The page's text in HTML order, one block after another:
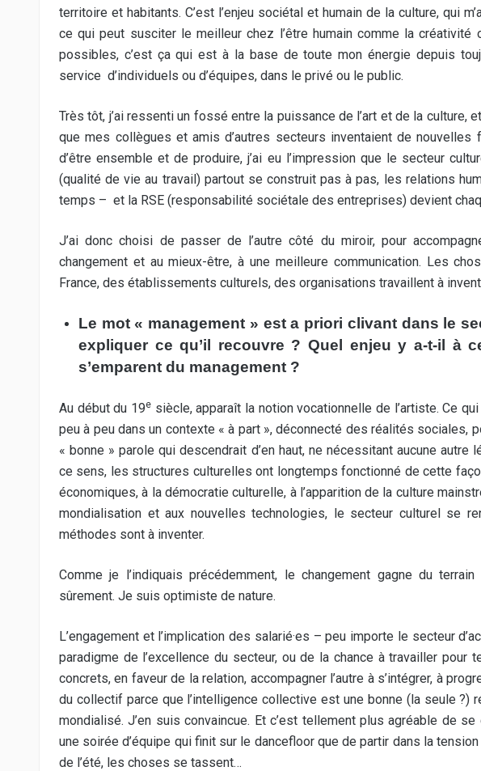
territoire et habitants. C’est l’enjeu sociétal et humain de la culture, qui
ce qui peut susciter le meilleur chez l’être humain comme la créativité
possibles, c’est ça qui est à la base de toute mon énergie depuis
service d’individuels ou d’équipes, dans le privé ou le public.
Très tôt, j’ai ressenti un fossé entre la puissance de l’art et de la culture,
que mes collègues et amis d’autres secteurs inventaient de nouvelles
d’être ensemble et de produire, j’ai eu l’impression que le secteur
(qualité de vie au travail) partout se construit pas à pas, les relations
temps – et la RSE (responsabilité sociétale des entreprises) devient
J’ai donc choisi de passer de l’autre côté du miroir, pour
changement et au mieux-être, à une meilleure communication. Les
France, des établissements culturels, des organisations travaillent à
Le mot « management » est a priori clivant dans le
expliquer ce qu’il recouvre ? Quel enjeu y a-t-il à
s’emparent du management ?
Au début du 19e siècle, apparaît la notion vocationnelle de l’artiste. Ce
peu à peu dans un contexte « à part », déconnecté des réalités sociales,
« bonne » parole qui descendrait d’en haut, ne nécessitant aucune autre
ce sens, les structures culturelles ont longtemps fonctionné de cette
économiques, à la démocratie culturelle, à l’apparition de la culture
mondialisation et aux nouvelles technologies, le secteur culturel se
méthodes sont à inventer.
Comme je l’indiquais précédemment, le changement gagne du
sûrement. Je suis optimiste de nature.
L’engagement et l’implication des salarié·es – peu importe le secteur
paradigme de l’excellence du secteur, ou de la chance à travailler
concrets, en faveur de la relation, accompagner l’autre à s’intégrer, à
du collectif parce que l’intelligence collective est une bonne (la seule ?)
mondialisé. J’en suis convaincue. Et c’est tellement plus agréable de
une soirée d’équipe qui finit sur le dancefloor que de partir dans la
de l’été, les choses se tassent…